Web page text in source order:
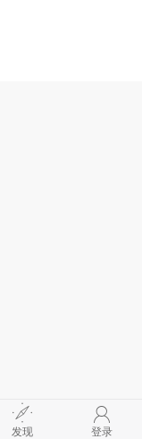
发现 登录